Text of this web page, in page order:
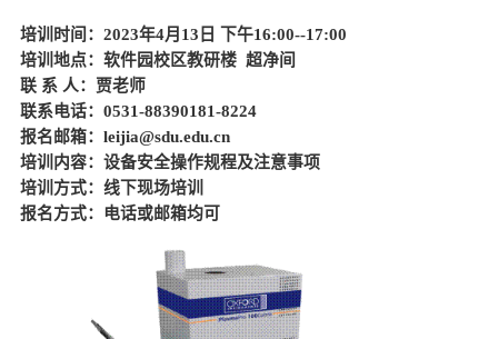
培训时间：2023年4月13日 下午16:00--17:00
培训地点：软件园校区教研楼 超净间
联 系 人：贾老师
联系电话：0531-88390181-8224
报名邮箱：leijia@sdu.edu.cn
培训内容：设备安全操作规程及注意事项
培训方式：线下现场培训
报名方式：电话或邮箱均可